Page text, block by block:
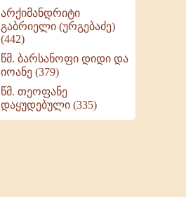
არქიმანდრიტი
გაბრიელი (ურგებაძე)
(442)
წმ. ბარსანოფი დიდი და
იოანე (379)
წმ. თეოფანე
დაყუდებული (335)